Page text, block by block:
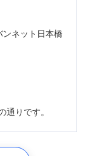
ネット日本橋
通りです。